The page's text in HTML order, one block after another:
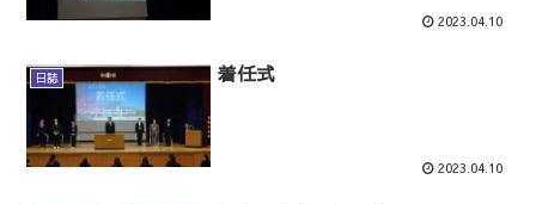
2023.04.10
日誌 着任式
2023.04.10